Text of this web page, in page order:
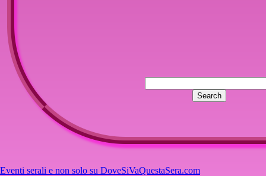
Eventi serali e non solo su DoveSiVaQuestaSera.com